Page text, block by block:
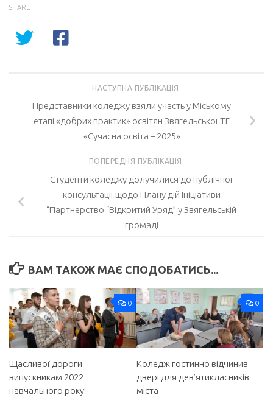
SHARE
НАСТУПНА ПУБЛІКАЦІЯ
Представники коледжу взяли участь у Міському
етапі «добрих практик» освітян Звягельської ТГ
«Сучасна освіта – 2025»
ПОПЕРЕДНЯ ПУБЛІКАЦІЯ
Студенти коледжу долучилися до публічної
консультації щодо Плану дій Ініціативи
“Партнерство “Відкритий Уряд” у Звягельській
громаді
ВАМ ТАКОЖ МАЄ СПОДОБАТИСЬ...
0
Щасливої дороги
випускникам 2022
навчального року!
0
Коледж гостинно відчинив
двері для дев’ятикласників
міста